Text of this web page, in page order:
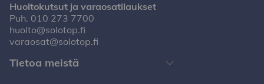
Huoltokutsut ja varaosatilaukset
Puh. 010 273 7700
huolto@solotop.fi
varaosat@solotop.fi
Tietoa meistä